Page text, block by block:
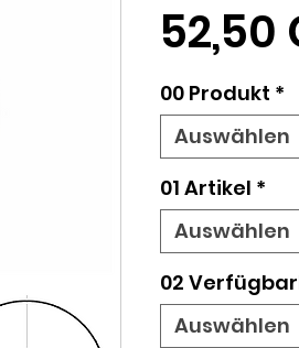
52,50
00 Produkt *
Auswählen
01 Artikel *
Auswählen
02
Auswählen